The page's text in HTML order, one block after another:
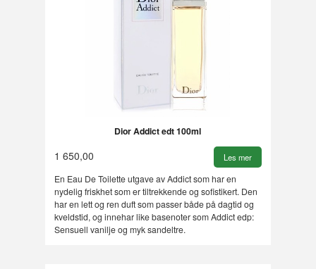
Dior Addict edt 100ml
1 650,00 Les mer
En Eau De Toilette utgave av Addict som har en
nydelig friskhet som er tiltrekkende og sofistikert. Den
har en lett og ren duft som passer både på dagtid og
kveldstid, og innehar like basenoter som Addict edp:
Sensuell vanilje og myk sandeltre.